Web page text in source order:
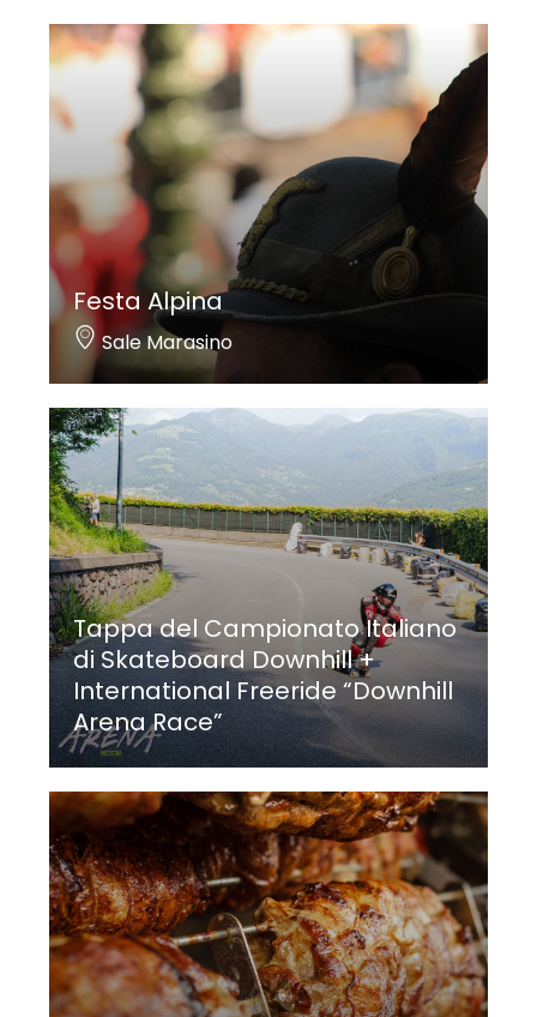
Festa Alpina
Sale Marasino
Tappa del Campionato Italiano
di Skateboard Downhill +
International Freeride “Downhill
Arena Race”